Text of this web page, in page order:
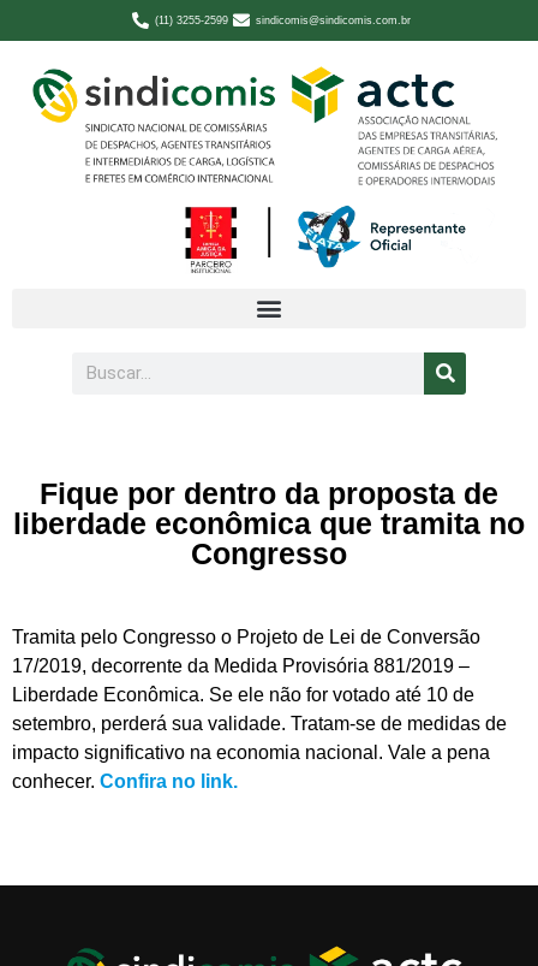
(11) 3255-2599 sindicomis@sindicomis.com.br
Fique por dentro da proposta de
liberdade econômica que tramita no
Congresso
Tramita pelo Congresso o Projeto de Lei de Conversão
17/2019, decorrente da Medida Provisória 881/2019 –
Liberdade Econômica. Se ele não for votado até 10 de
setembro, perderá sua validade. Tratam-se de medidas de
impacto significativo na economia nacional. Vale a pena
conhecer. Confira no link.